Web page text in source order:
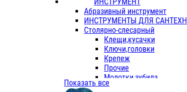
Абразивный инструмент
ИНСТРУМЕНТЫ ДЛЯ
Столярно-слесарный
Клещи,кусачки
Ключи,головки
Крепеж
Прочие
Молотки,зубила
Показать все